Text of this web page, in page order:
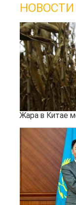
НОВОСТИ
Жара в Китае